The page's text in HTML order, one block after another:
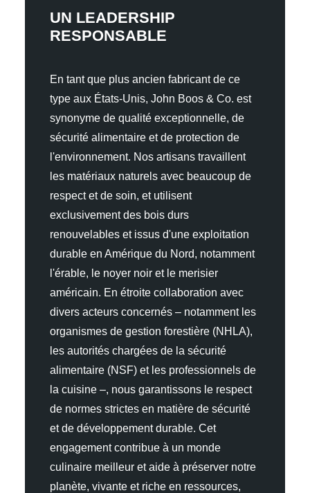
UN LEADERSHIP
RESPONSABLE
En tant que plus ancien fabricant de ce
type aux États-Unis, John Boos & Co. est
synonyme de qualité exceptionnelle, de
sécurité alimentaire et de protection de
l'environnement. Nos artisans travaillent
les matériaux naturels avec beaucoup de
respect et de soin, et utilisent
exclusivement des bois durs
renouvelables et issus d'une exploitation
durable en Amérique du Nord, notamment
l'érable, le noyer noir et le merisier
américain. En étroite collaboration avec
divers acteurs concernés – notamment les
organismes de gestion forestière (NHLA),
les autorités chargées de la sécurité
alimentaire (NSF) et les professionnels de
la cuisine –, nous garantissons le respect
de normes strictes en matière de sécurité
et de développement durable. Cet
engagement contribue à un monde
culinaire meilleur et aide à préserver notre
planète, vivante et riche en ressources,